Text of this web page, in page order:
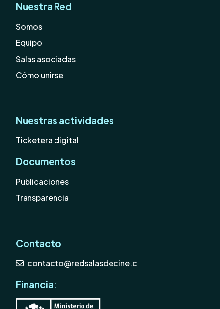
Nuestra Red
Somos
Equipo
Salas asociadas
Cómo unirse
Nuestras actividades
Ticketera digital
Documentos
Publicaciones
Transparencia
Contacto
contacto@redsalasdecine.cl
Financia: